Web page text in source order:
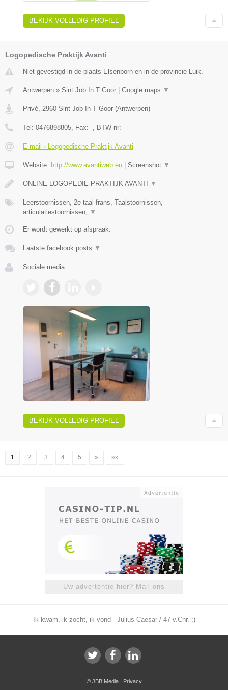
BEKIJK VOLLEDIG PROFIEL
Logopedische Praktijk Avanti
Niet gevestigd in de plaats Elsenborn en in de provincie Luik.
Antwerpen » Sint Job In T Goor Google maps ▼
Privé, 2960 Sint Job In T Goor (Antwerpen)
Tel: 0476898805, Fax: -, BTW-nr: -
E-mail › Logopedische Praktijk Avanti
Website: http://www.avantiweb.eu Screenshot ▼
ONLINE LOGOPEDIE PRAKTIJK AVANTI ▼
Leerstoornissen, 2e taal frans, Taalstoornissen,
articulatiestoornissen, ▼
Er wordt gewerkt op afspraak.
Laatste facebook posts ▼
Sociale media:
BEKIJK VOLLEDIG PROFIEL
1 2 3 4 5 » »»
Uw advertentie hier? Mail ons
Ik kwam, ik zocht, ik vond - Julius Caesar / 47 v.Chr. ;)
© JBB Media| Privacy